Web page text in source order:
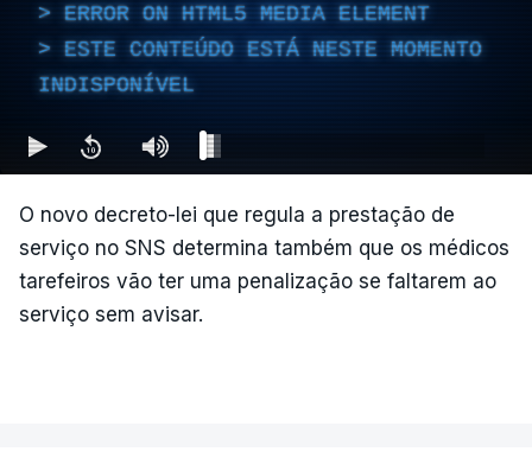
ERROR ON HTML5 MEDIA ELEMENT
ESTE CONTEÚDO ESTÁ NESTE MOMENTO
INDISPONÍVEL
O novo decreto-lei que regula a prestação de
serviço no SNS determina também que os médicos
tarefeiros vão ter uma penalização se faltarem ao
serviço sem avisar.